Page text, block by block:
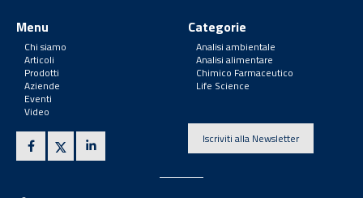
Menu
Chi siamo
Articoli
Prodotti
Aziende
Eventi
Video
Categorie
Analisi ambientale
Analisi alimentare
Chimico Farmaceutico
Life Science
Iscriviti alla Newsletter